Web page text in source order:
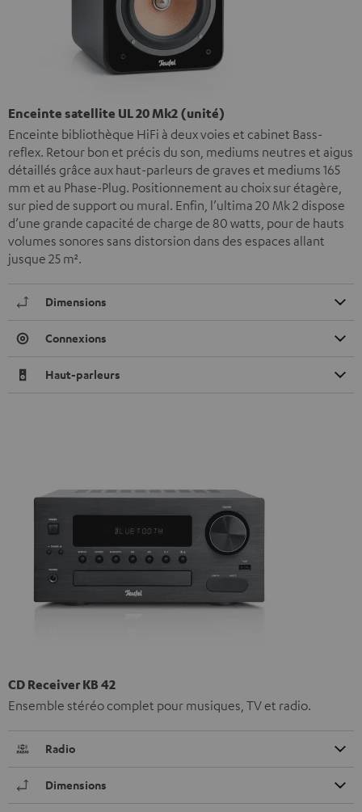
Enceinte satellite UL 20 Mk2 (unité)
Enceinte bibliothèque HiFi à deux voies et cabinet Bass-
reflex. Retour bon et précis du son, mediums neutres et aigus
détaillés grâce aux haut-parleurs de graves et mediums 165
mm et au Phase-Plug. Positionnement au choix sur étagère,
sur pied de support ou mural. Enfin, l’ultima 20 Mk 2 dispose
d’une grande capacité de charge de 80 watts, pour de hauts
volumes sonores sans distorsion dans des espaces allant
jusque 25 m².
Dimensions
Connexions
Haut-parleurs
CD Receiver KB 42
Ensemble stéréo complet pour musiques, TV et radio.
Radio
Dimensions